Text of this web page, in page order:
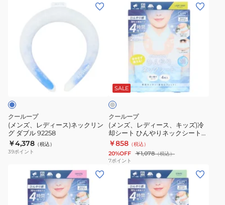
ネ
ッ
ク
リ
ン
クーループ
(メンズ、レディース)ネックリン
グ ダブル 92258
￥4,378 （税込）
39ポイント
ス、
キ
ッ
ズ)
冷
却
シ
SALE
ラ
ト
ー クーループ
(メンズ、レディース、キッズ)冷
却シート ひんやりネックシート
ライトグレー 92868 首用 4枚入り
使い捨て
￥858 （税込）
20%OFF ￥1,078（税込）
7ポイント